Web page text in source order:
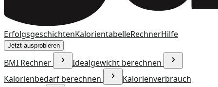
ErfolgsgeschichtenKalorientabelleRechnerHilfe
Jetzt ausprobieren
BMI Rechner
Idealgewicht berechnen
Kalorienbedarf berechnen
Kalorienverbrauch